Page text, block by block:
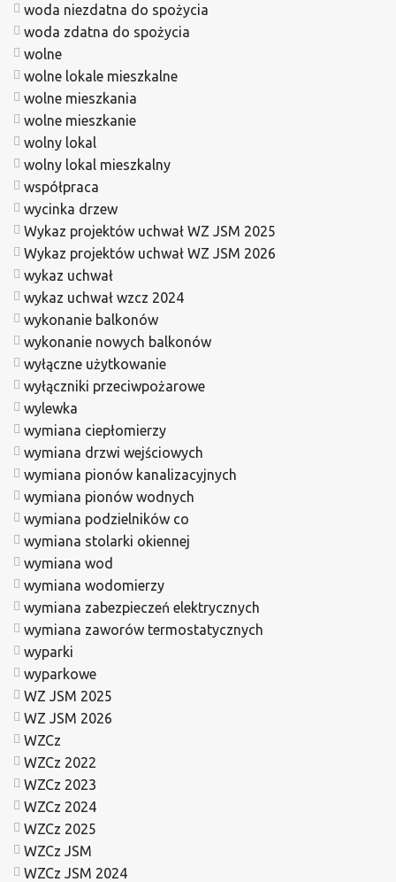
woda niezdatna do spożycia
woda zdatna do spożycia
wolne
wolne lokale mieszkalne
wolne mieszkania
wolne mieszkanie
wolny lokal
wolny lokal mieszkalny
współpraca
wycinka drzew
Wykaz projektów uchwał WZ JSM 2025
Wykaz projektów uchwał WZ JSM 2026
wykaz uchwał
wykaz uchwał wzcz 2024
wykonanie balkonów
wykonanie nowych balkonów
wyłączne użytkowanie
wyłączniki przeciwpożarowe
wylewka
wymiana ciepłomierzy
wymiana drzwi wejściowych
wymiana pionów kanalizacyjnych
wymiana pionów wodnych
wymiana podzielników co
wymiana stolarki okiennej
wymiana wod
wymiana wodomierzy
wymiana zabezpieczeń elektrycznych
wymiana zaworów termostatycznych
wyparki
wyparkowe
WZ JSM 2025
WZ JSM 2026
WZCz
WZCz 2022
WZCz 2023
WZCz 2024
WZCz 2025
WZCz JSM
WZCz JSM 2024